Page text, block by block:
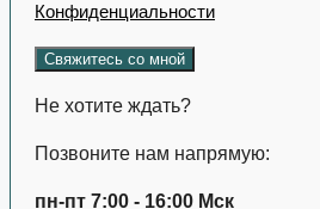
Конфиденциальности
Не хотите ждать?
Позвоните нам напрямую:
пн-пт 7:00 - 16:00 Мск